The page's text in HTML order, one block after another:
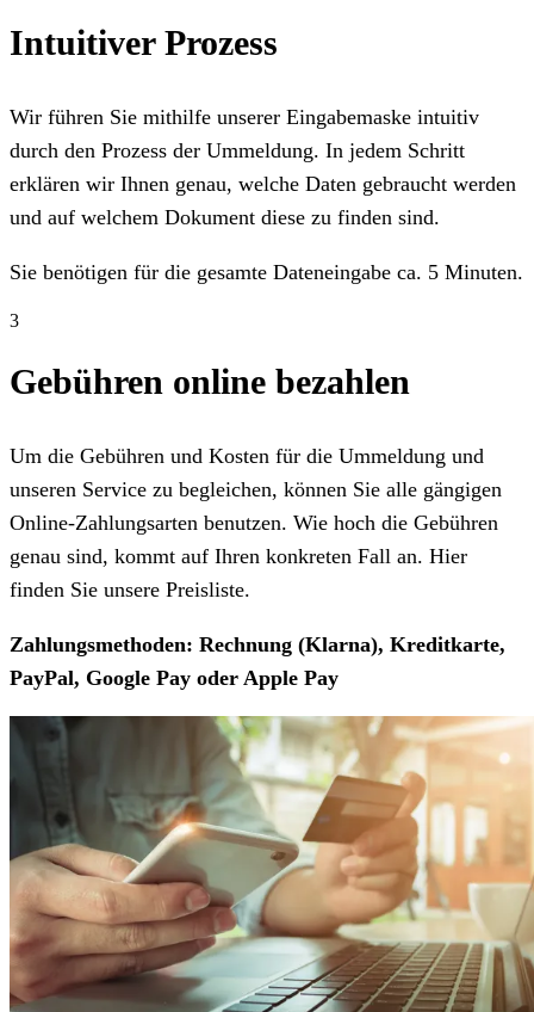
Intuitiver Prozess
Wir führen Sie mithilfe unserer Eingabemaske intuitiv
durch den Prozess der Ummeldung. In jedem Schritt
erklären wir Ihnen genau, welche Daten gebraucht werden
und auf welchem Dokument diese zu finden sind.
Sie benötigen für die gesamte Dateneingabe ca. 5 Minuten.
3
Gebühren online bezahlen
Um die Gebühren und Kosten für die Ummeldung und
unseren Service zu begleichen, können Sie alle gängigen
Online-Zahlungsarten benutzen. Wie hoch die Gebühren
genau sind, kommt auf Ihren konkreten Fall an. Hier
finden Sie unsere Preisliste.
Zahlungsmethoden: Rechnung (Klarna), Kreditkarte,
PayPal, Google Pay oder Apple Pay